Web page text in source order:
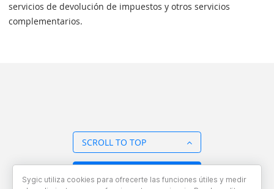
servicios de devolución de impuestos y otros servicios
complementarios.
SCROLL TO TOP
Sygic utiliza cookies para ofrecerte las funciones útiles y medir